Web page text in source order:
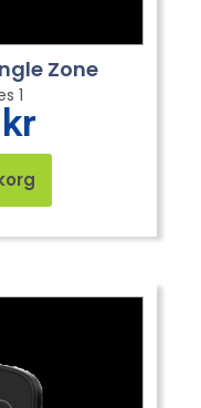
Zone
1
kr